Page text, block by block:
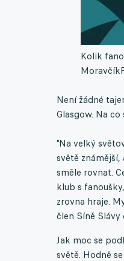
Kolik
Moravčík
Není žádné
Glasgow. Na
"Na velký
světě
směle rovnat.
klub s
zrovna hraje.
člen Síně
Jak moc se
světě. Hodně